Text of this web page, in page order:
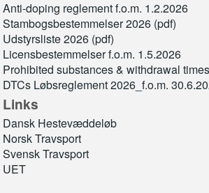
Anti-doping reglement f.o.m. 1.2.2026
Stambogsbestemmelser 2026 (pdf)
Udstyrsliste 2026 (pdf)
Licensbestemmelser f.o.m. 1.5.2026
Prohibited substances & withdrawal times
DTCs Løbsreglement 2026_f.o.m.
Links
Dansk Hestevæddeløb
Norsk Travsport
Svensk Travsport
UET